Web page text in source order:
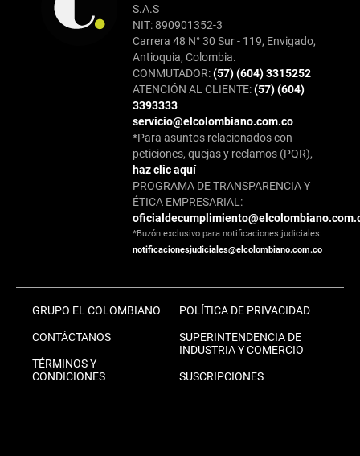
S.A.S
NIT: 890901352-3
Carrera 48 N° 30 Sur - 119, Envigado,
Antioquia, Colombia.
CONMUTADOR:(57) (604) 3315252
ATENCIÓN AL CLIENTE:(57) (604)
3393333
servicio@elcolombiano.com.co
*Para asuntos relacionados con
peticiones, quejas y reclamos (PQR),
haz clic aquí
PROGRAMA DE TRANSPARENCIA Y
ÉTICA EMPRESARIAL:
*Buzón exclusivo para notificaciones judiciales:
notificacionesjudiciales@elcolombiano.com.co
GRUPO EL COLOMBIANO
CONTÁCTANOS
TÉRMINOS Y
CONDICIONES
POLÍTICA DE PRIVACIDAD
SUPERINTENDENCIA DE
INDUSTRIA Y COMERCIO
SUSCRIPCIONES